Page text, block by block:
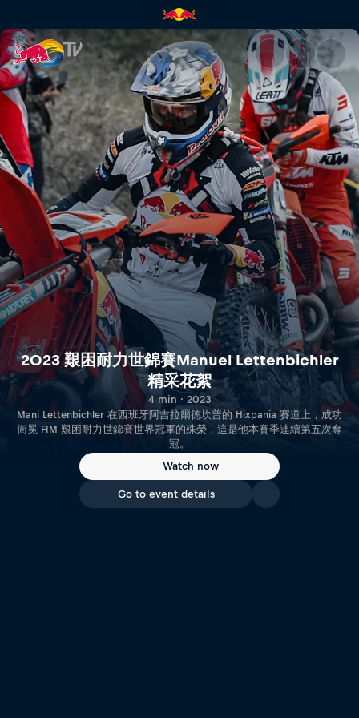
2023 艱困耐力世錦賽
2023 艱困耐力世錦賽Manuel Lettenbichler
精采花絮
4 min · 2023
Mani Lettenbichler 在西班牙阿吉拉爾德坎普的 Hixpania 賽道上，成功
衛冕 FIM 艱困耐力世錦賽世界冠軍的殊榮，這是他本賽季連續第五次奪
冠。
Watch now
Go to event details